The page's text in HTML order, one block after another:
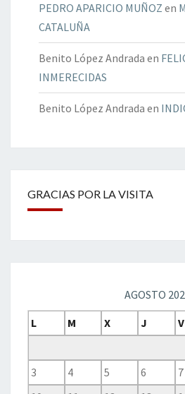
PEDRO APARICIO MUÑOZ en
CATALUÑA
Benito López Andrada en
INMERECIDAS
Benito López Andrada en
GRACIAS POR LA VISITA
AGOSTO
L
M X J V
3
4 5 6 7